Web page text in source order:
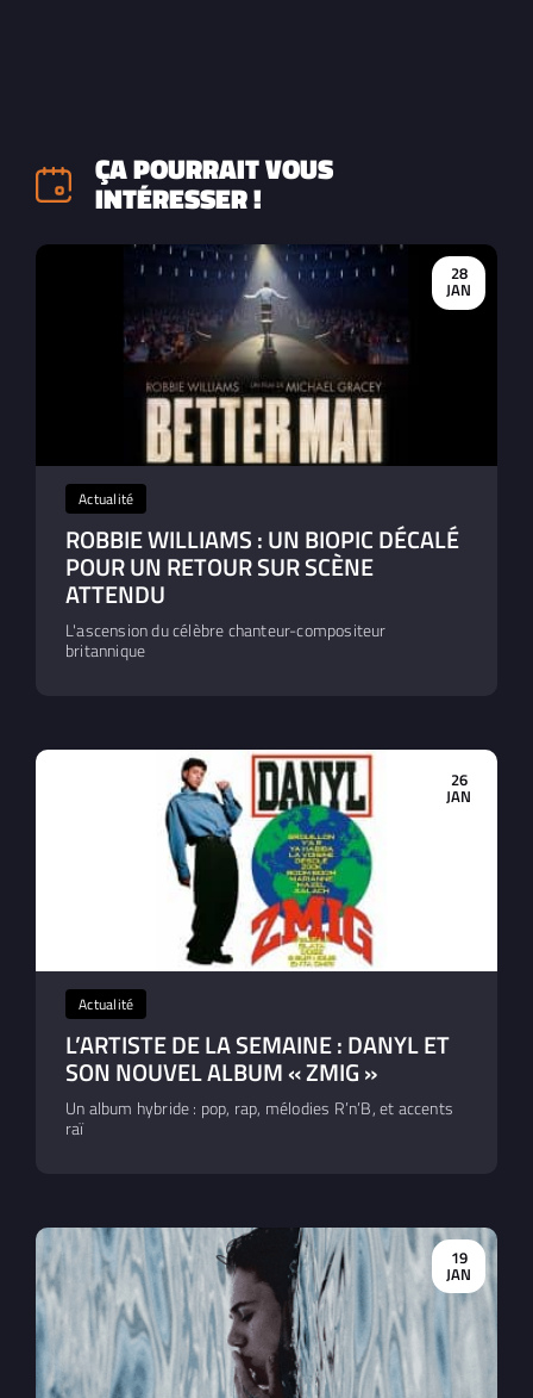
ÇA POURRAIT VOUS
INTÉRESSER !
28
JAN
Actualité
ROBBIE WILLIAMS : UN BIOPIC DÉCALÉ
POUR UN RETOUR SUR SCÈNE
ATTENDU
L'ascension du célèbre chanteur-compositeur
britannique
26
JAN
Actualité
L’ARTISTE DE LA SEMAINE : DANYL ET
SON NOUVEL ALBUM « ZMIG »
Un album hybride : pop, rap, mélodies R’n’B, et accents
raï
19
JAN